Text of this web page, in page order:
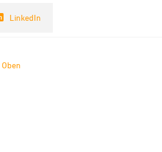
LinkedIn